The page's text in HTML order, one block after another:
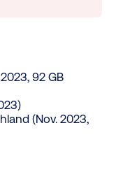
92 GB
(Nov. 2023,